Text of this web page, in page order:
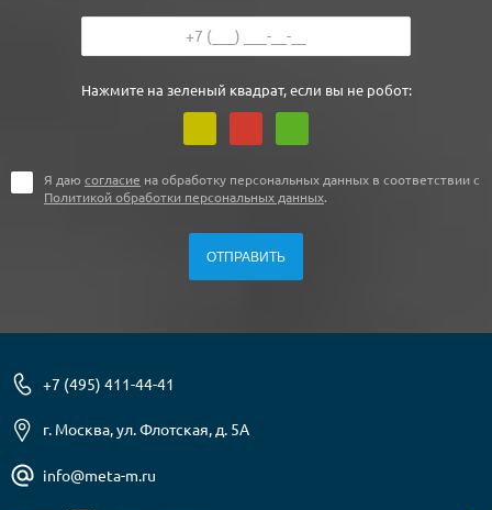
Нажмите на зеленый квадрат, если вы не робот:
Я даю согласие на обработку персональных данных в соответствии с
Политикой обработки персональных данных.
+7 (495) 411-44-41
г. Москва, ул. Флотская, д. 5А
info@meta-m.ru